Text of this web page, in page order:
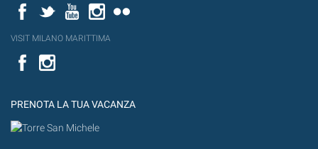
FacebookTwitterYouTubeInstagram
VISIT MILANO MARITTIMA
Facebook
PRENOTA LA TUA VACANZA